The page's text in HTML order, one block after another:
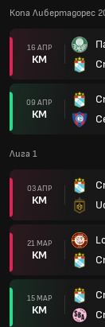
Копа Либертадорес
16 АПР
КМ
09 АПР
КМ
Лига 1
03 АПР
КМ
21 МАР
КМ
15 МАР
КМ